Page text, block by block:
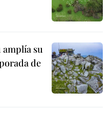
amplía su
de